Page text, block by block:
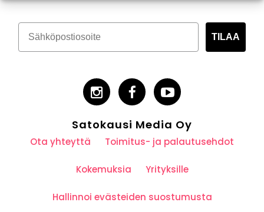
TILAA
Satokausi Media Oy
Ota yhteyttä Toimitus- ja palautusehdot
Kokemuksia Yrityksille
Hallinnoi evästeiden suostumusta